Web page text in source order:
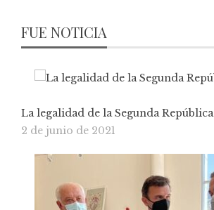
FUE NOTICIA
La legalidad de la Segunda República
2 de junio de 2021